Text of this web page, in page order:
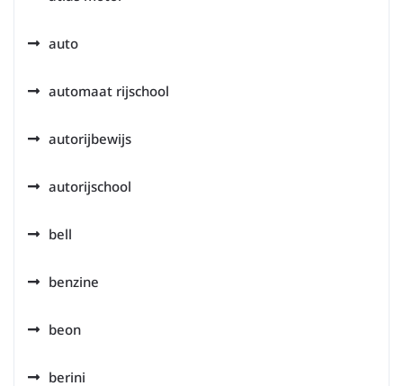
auto
automaat rijschool
autorijbewijs
autorijschool
bell
benzine
beon
berini